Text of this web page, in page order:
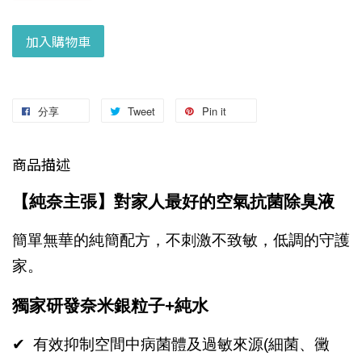
加入購物車
分享 Tweet Pin it
商品描述
【純奈主張】對家人最好的空氣抗菌除臭液
簡單無華的純簡配方，不刺激不致敏，低調的守護
家。
獨家研發奈米銀粒子+純水
✔ 有效抑制空間中病菌體及過敏來源(細菌、黴